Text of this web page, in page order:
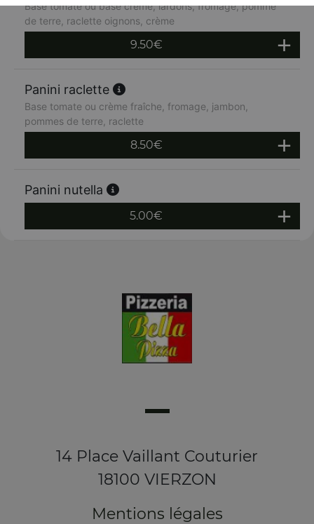
Base tomate ou base crème, lardons, fromage, pomme
de terre, raclette oignons, crème
9.50€
Panini raclette
Base tomate ou crème fraîche, fromage, jambon,
pommes de terre, raclette
8.50€
Panini nutella
5.00€
14 Place Vaillant Couturier
18100 VIERZON
Mentions légales